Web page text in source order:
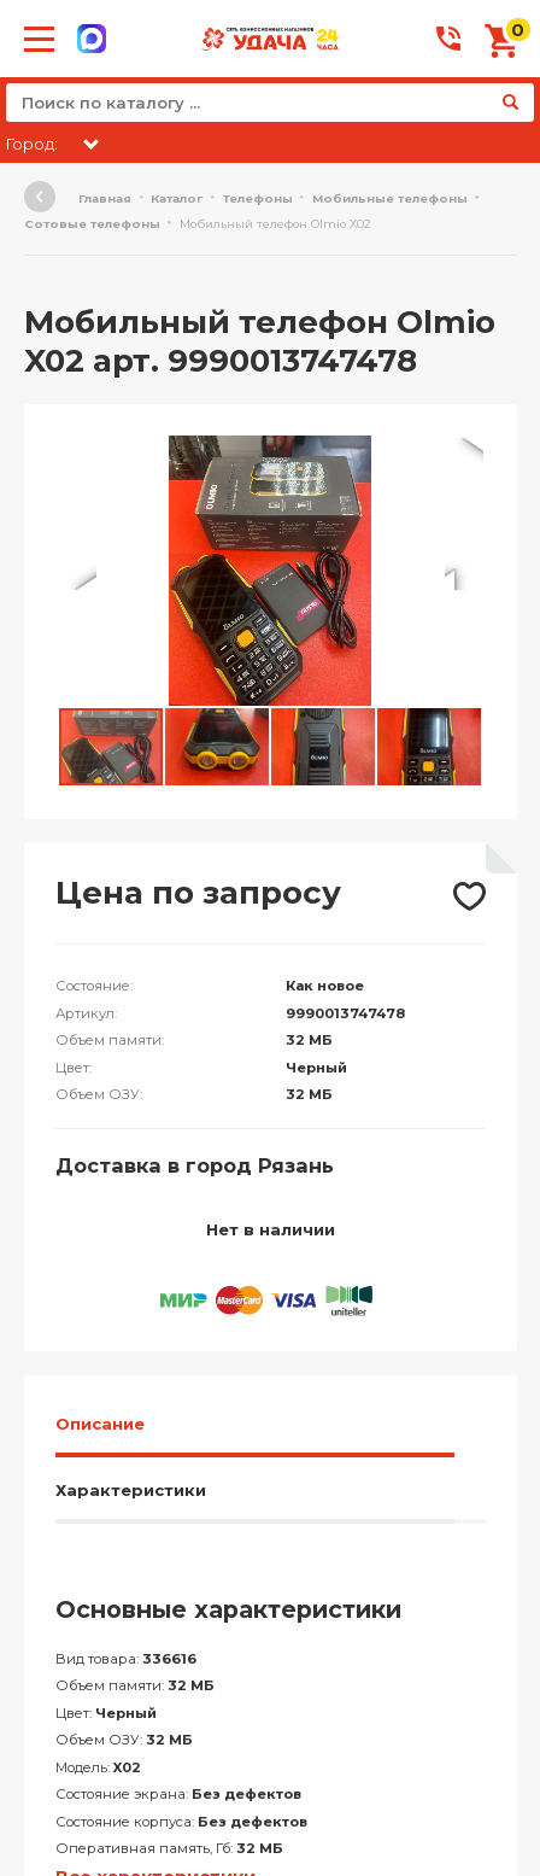
0
Город:
Главная Каталог Телефоны
Мобильные телефоны
Сотовые телефоны
Мобильный телефон Olmio X02
Мобильный телефон Olmio
X02 арт. 9990013747478
Цена по запросу
Состояние:
Как новое
Артикул:
9990013747478
Объем памяти:
32 МБ
Цвет:
Черный
Объем ОЗУ:
32 МБ
Доставка в город Рязань
Нет в наличии
Описание
Характеристики
Основные характеристики
Вид товара: 336616
Объем памяти: 32 МБ
Цвет: Черный
Объем ОЗУ: 32 МБ
Модель: X02
Состояние экрана: Без дефектов
Состояние корпуса: Без дефектов
Оперативная память, Гб: 32 МБ